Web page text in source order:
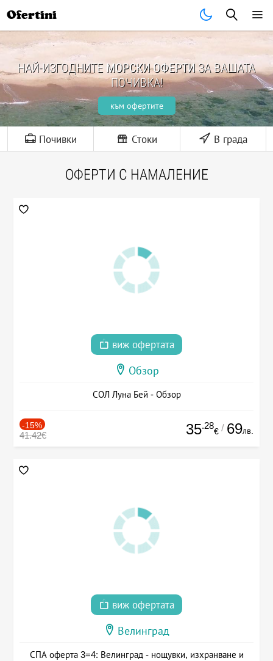
Ofertini
НАЙ-ИЗГОДНИТЕ МОРСКИ ОФЕРТИЗА ВАШАТА
ПОЧИВКА!
към офертите
Почивки Стоки В града
ОФЕРТИ С НАМАЛЕНИЕ
виж офертата
Обзор
СОЛ Луна Бей - Обзор
-15%
41.42€ 35.28
€ / 69лв.
виж офертата
Велинград
СПА оферта 3=4: Велинград - нощувки, изхранване и